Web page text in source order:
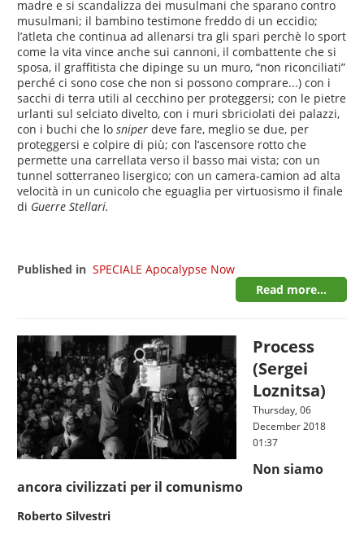
madre e si scandalizza dei musulmani che sparano contro
musulmani; il bambino testimone freddo di un eccidio;
l’atleta che continua ad allenarsi tra gli spari perchè lo sport
come la vita vince anche sui cannoni, il combattente che si
sposa, il graffitista che dipinge su un muro, “non riconciliati”
perché ci sono cose che non si possono comprare...) con i
sacchi di terra utili al cecchino per proteggersi; con le pietre
urlanti sul selciato divelto, con i muri sbriciolati dei palazzi,
con i buchi che losniper deve fare, meglio se due, per
proteggersi e colpire di più; con l’ascensore rotto che
permette una carrellata verso il basso mai vista; con un
tunnel sotterraneo lisergico; con un camera-camion ad alta
velocità in un cunicolo che eguaglia per virtuosismo il finale
di Guerre Stellari.
Published in SPECIALE Apocalypse Now
Read more...
Process
(Sergei
Loznitsa)
Thursday, 06
December 2018
01:37
Non siamo
ancora civilizzati per il comunismo
Roberto Silvestri